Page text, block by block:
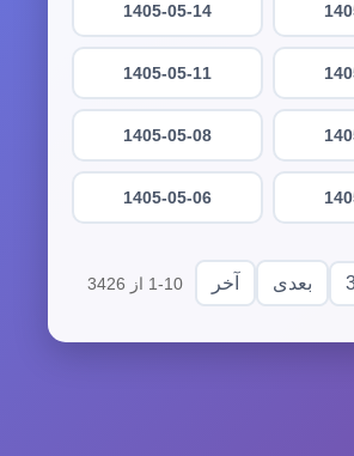
1405-05-14
1405-05-11
1405-05-08
1405-05-06
بعدی آخر 1-10 از 3426